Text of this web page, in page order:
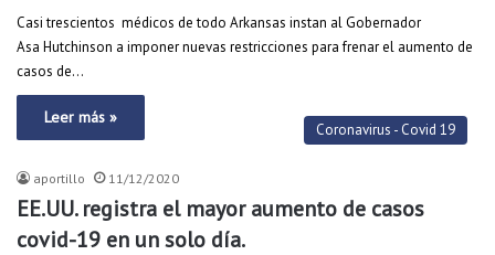
Casi trescientos médicos de todo Arkansas instan al Gobernador
Asa Hutchinson a imponer nuevas restricciones para frenar el aumento de
casos de…
Leer más »
Coronavirus - Covid 19
aportillo 11/12/2020
EE.UU. registra el mayor aumento de casos
covid-19 en un solo día.